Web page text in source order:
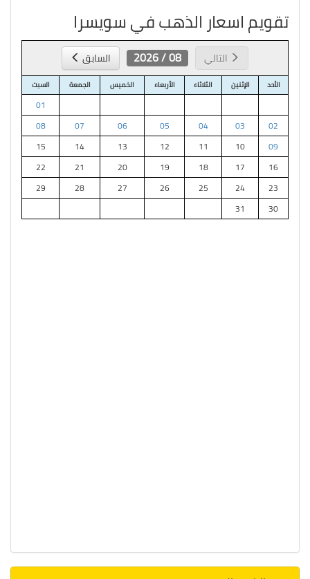
تقويم اسعار الذهب في سويسرا
التالي 08 / 2026 السابق
الأحد الإثنين الثلاثاء الأربعاء الخميس الجمعة السبت
01
02
03
04
05
06
07
08
09
10
11
12
13
14
15
16
17
18
19
20
21
22
23
24
25
26
27
28
29
30
31